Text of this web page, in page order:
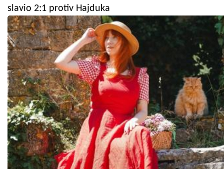
slavio 2:1 protiv Hajduka